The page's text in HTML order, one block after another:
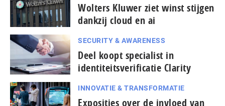
Wolters Kluwer ziet winst stijgen
dankzij cloud en ai
SECURITY & AWARENESS
Deel koopt specialist in
identiteitsverificatie Clarity
INNOVATIE & TRANSFORMATIE
Exposities over de invloed van